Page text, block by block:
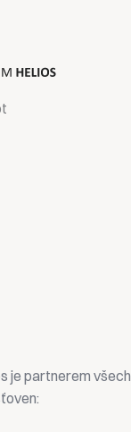
je partnerem všech